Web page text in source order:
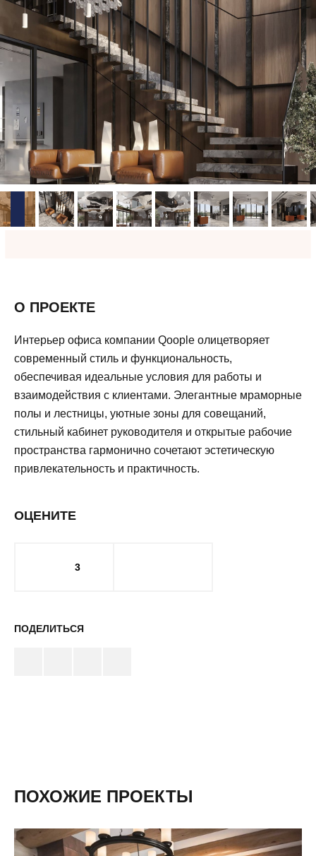
О ПРОЕКТЕ
Интерьер офиса компании Qoople олицетворяет
современный стиль и функциональность,
обеспечивая идеальные условия для работы и
взаимодействия с клиентами. Элегантные мраморные
полы и лестницы, уютные зоны для совещаний,
стильный кабинет руководителя и открытые рабочие
пространства гармонично сочетают эстетическую
привлекательность и практичность.
ОЦЕНИТЕ
3
ПОДЕЛИТЬСЯ
ПОХОЖИЕ ПРОЕКТЫ